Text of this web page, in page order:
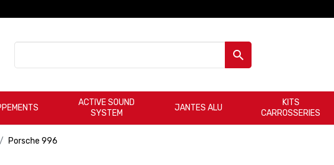

ACTIVE SOUND
SYSTEM
JANTES ALU
KITS
CARROSSERIES
Porsche 996